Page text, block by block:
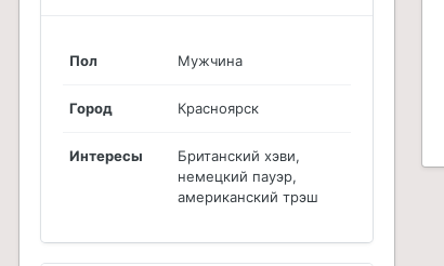
Пол Мужчина
Город Красноярск
Интересы
Британский хэви,
немецкий пауэр,
американский трэш